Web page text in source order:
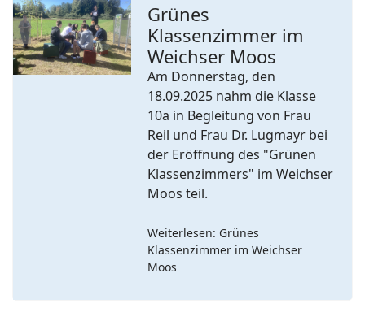
Previous Next
Grünes
Klassenzimmer im
Weichser Moos
Am Donnerstag, den
18.09.2025 nahm die Klasse
10a in Begleitung von Frau
Reil und Frau Dr. Lugmayr bei
der Eröffnung des "Grünen
Klassenzimmers" im Weichser
Moos teil.
Weiterlesen: Grünes
Klassenzimmer im Weichser
Moos